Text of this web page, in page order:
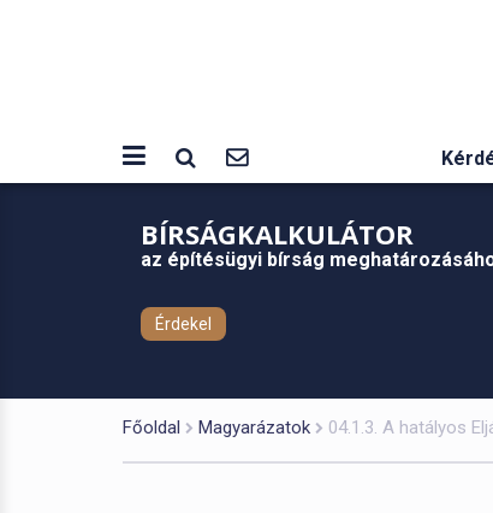
BÍRSÁGKALKULÁTOR
az építésügyi bírság
Érdekel
Főoldal Magyarázatok 04.1.3. A hatályos